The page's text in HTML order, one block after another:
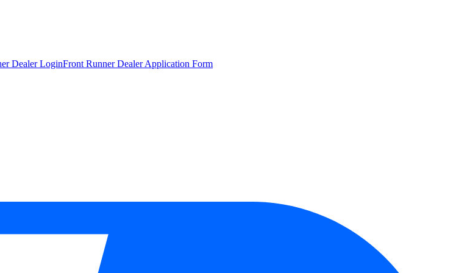
Dealer LoginFront Runner Dealer Application Form